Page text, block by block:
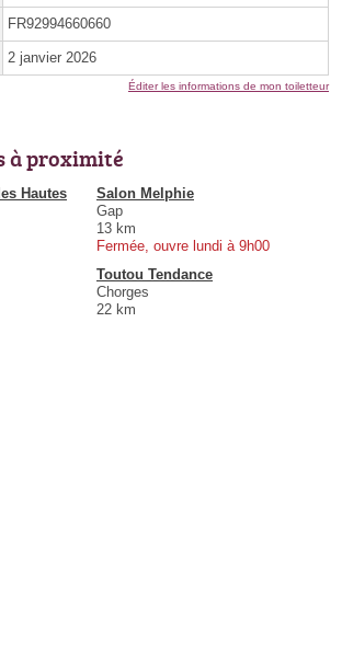
FR92994660660
2 janvier 2026
Éditer les informations de mon toiletteur
à proximité
Hautes
Salon Melphie
Gap
13 km
Fermée, ouvre lundi à 9h00
Toutou Tendance
Chorges
22 km